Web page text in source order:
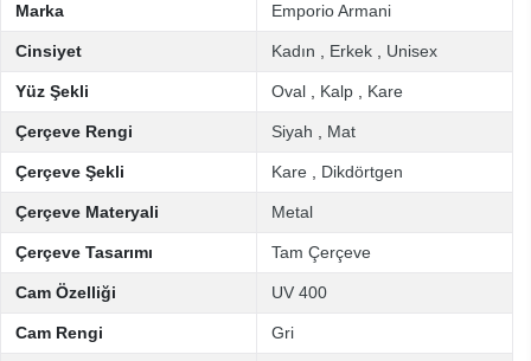
Marka Emporio Armani
Cinsiyet Kadın Erkek Unisex
Yüz Şekli Oval Kalp Kare
Çerçeve Rengi Siyah Mat
Çerçeve Şekli Kare Dikdörtgen
Çerçeve Materyali Metal
Çerçeve Tasarımı Tam Çerçeve
Cam Özelliği UV 400
Cam Rengi Gri